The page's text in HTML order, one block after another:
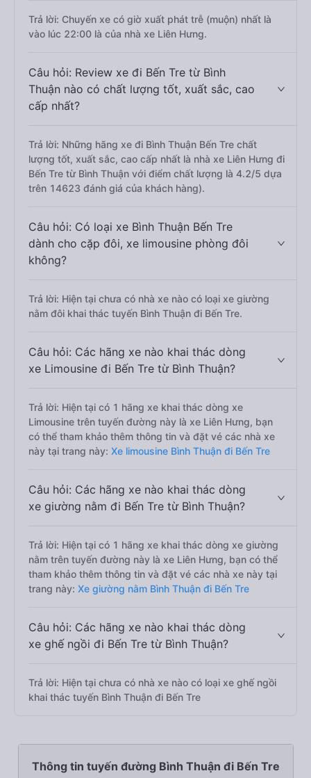
Trả lời: Chuyến xe có giờ xuất phát trễ (muộn) nhất là
vào lúc 22:00 là của nhà xe Liên Hưng.
Câu hỏi: Review xe đi Bến Tre từ Bình
Thuận nào có chất lượng tốt, xuất sắc, cao
cấp nhất?
Trả lời: Những hãng xe đi Bình Thuận Bến Tre chất
lượng tốt, xuất sắc, cao cấp nhất là nhà xe Liên Hưng đi
Bến Tre từ Bình Thuận với điểm chất lượng là 4.2/5 dựa
trên 14623 đánh giá của khách hàng).
Câu hỏi: Có loại xe Bình Thuận Bến Tre
dành cho cặp đôi, xe limousine phòng đôi
không?
Trả lời: Hiện tại chưa có nhà xe nào có loại xe giường
nằm đôi khai thác tuyến Bình Thuận đi Bến Tre.
Câu hỏi: Các hãng xe nào khai thác dòng
xe Limousine đi Bến Tre từ Bình Thuận?
Trả lời: Hiện tại có 1 hãng xe khai thác dòng xe
Limousine trên tuyến đường này là xe Liên Hưng, bạn
có thể tham khảo thêm thông tin và đặt vé các nhà xe
này tại trang này: Xe limousine Bình Thuận đi Bến Tre
Câu hỏi: Các hãng xe nào khai thác dòng
xe giường nằm đi Bến Tre từ Bình Thuận?
Trả lời: Hiện tại có 1 hãng xe khai thác dòng xe giường
nằm trên tuyến đường này là xe Liên Hưng, bạn có thể
tham khảo thêm thông tin và đặt vé các nhà xe này tại
trang này: Xe giường nằm Bình Thuận đi Bến Tre
Câu hỏi: Các hãng xe nào khai thác dòng
xe ghế ngồi đi Bến Tre từ Bình Thuận?
Trả lời: Hiện tại chưa có nhà xe nào có loại xe ghế ngồi
khai thác tuyến Bình Thuận đi Bến Tre
Thông tin tuyến đường Bình Thuận đi Bến Tre